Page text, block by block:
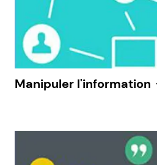
Manipuler l'information